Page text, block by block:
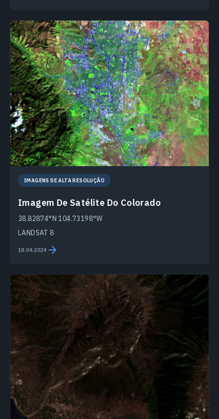
IMAGENS DE ALTA RESOLUÇÃO
Imagem De Satélite Do Colorado
38.82874°N 104.73198°W
LANDSAT 8
18.04.2024